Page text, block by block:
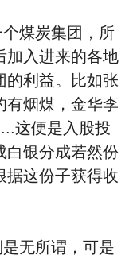
煤炭集团，所
加入进来的各地
的利益。比如张
有烟煤，金华李
这便是入股投
白银分成若然份
据这份子获得收
无所谓，可是